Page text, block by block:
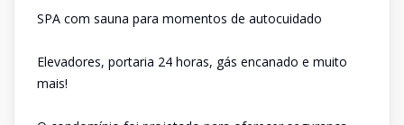
SPA com sauna para momentos de autocuidado
Elevadores, portaria 24 horas, gás encanado e muito
mais!